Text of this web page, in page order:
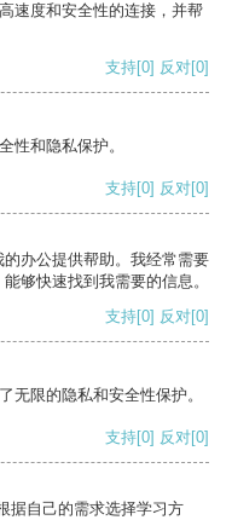
速度和安全性的连接，并帮
支持[0] 反对[0]
性和隐私保护。
支持[0] 反对[0]
办公提供帮助。我经常需要
够快速找到我需要的信息。
支持[0] 反对[0]
无限的隐私和安全性保护。
支持[0] 反对[0]
据自己的需求选择学习方